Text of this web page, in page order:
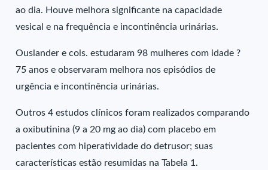
ao dia. Houve melhora significante na capacidade
vesical e na frequência e incontinência urinárias.
Ouslander e cols. estudaram 98 mulheres com idade ?
75 anos e observaram melhora nos episódios de
urgência e incontinência urinárias.
Outros 4 estudos clínicos foram realizados comparando
a oxibutinina (9 a 20 mg ao dia) com placebo em
pacientes com hiperatividade do detrusor; suas
características estão resumidas na Tabela 1.